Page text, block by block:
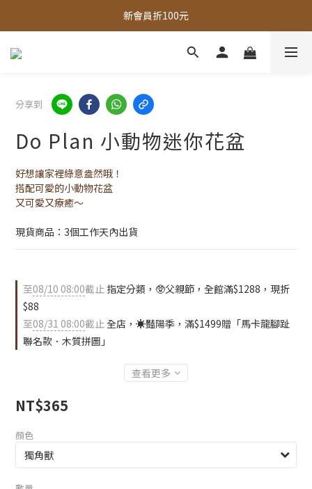
全館，滿888超取免運｜滿1500宅配免運
分享到
Do Plan 小動物迷你花盆
好想讓家裡綠意盎然哦！
搭配可愛的小動物花盆
又可愛又療癒～
現貨商品：3個工作天內出貨
至08/10 08:00截止 指定分類，🥸父親節，全館滿$1288，現折
$88
至08/31 08:00截止全店，☀️豔陽季，滿$1499贈「馬卡龍腳趾
聯名款．木質拼圖」
查看更多
NT$365
顏色